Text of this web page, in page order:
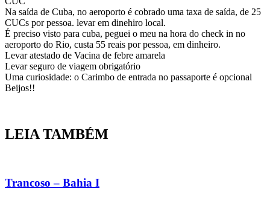
Na saída de Cuba, no aeroporto é cobrado uma taxa de saída, de 25
CUCs por pessoa. levar em dinehiro local.
É preciso visto para cuba, peguei o meu na hora do check in no
aeroporto do Rio, custa 55 reais por pessoa, em dinheiro.
Levar atestado de Vacina de febre amarela
Levar seguro de viagem obrigatório
Uma curiosidade: o Carimbo de entrada no passaporte é opcional
Beijos!!
LEIA TAMBÉM
Trancoso – Bahia I